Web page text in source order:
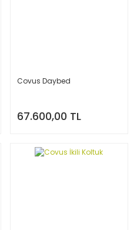
Covus Daybed
67.600,00 TL